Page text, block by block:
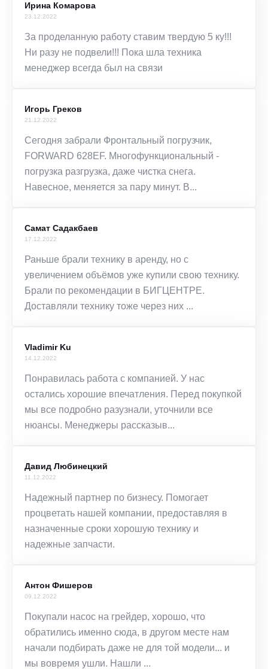
Ирина Комарова
23.12.2022
За проделанную работу ставим твердую 5 ку!!!
Ни разу не подвели!!! Пока шла техника
менеджер всегда был на связи
Игорь Греков
21.12.2022
Сегодня забрали Фронтальный погрузчик,
FORWARD 628EF. Многофункциональный -
погрузка разгрузка, даже чистка снега.
Навесное, меняется за пару минут. В...
Самат Садакбаев
17.12.2022
Раньше брали технику в аренду, но с
увеличением объёмов уже купили свою технику.
Брали по рекомендации в БИГЦЕНТРЕ.
Доставляли технику тоже через них ...
Vladimir Ku
14.12.2022
Понравилась работа с компанией. У нас
остались хорошие впечатления. Перед покупкой
мы все подробно разузнали, уточнили все
нюансы. Менеджеры рассказыв...
Давид Любинецкий
11.12.2022
Надежный партнер по бизнесу. Помогает
процветать нашей компании, предоставляя в
назначенные сроки хорошую технику и
надежные запчасти.
Антон Фишеров
09.12.2022
Покупали насос на грейдер, хорошо, что
обратились именно сюда, в другом месте нам
начали подбирать даже не для той модели... и
мы вовремя ушли. Нашли ...